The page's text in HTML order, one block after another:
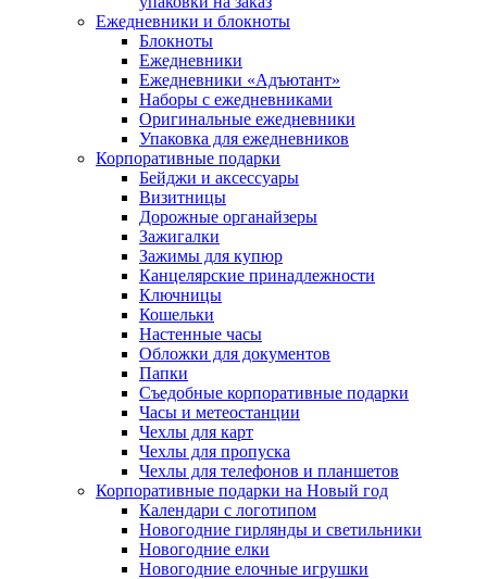
Ежедневники и блокноты
Блокноты
Ежедневники
Ежедневники «Адъютант»
Наборы с ежедневниками
Оригинальные ежедневники
Упаковка для ежедневников
Корпоративные подарки
Бейджи и аксессуары
Визитницы
Дорожные органайзеры
Зажигалки
Зажимы для купюр
Канцелярские принадлежности
Ключницы
Кошельки
Настенные часы
Обложки для документов
Папки
Съедобные корпоративные подарки
Часы и метеостанции
Чехлы для карт
Чехлы для пропуска
Чехлы для телефонов и планшетов
Корпоративные подарки на Новый год
Календари с логотипом
Новогодние гирлянды и светильники
Новогодние елки
Новогодние елочные игрушки